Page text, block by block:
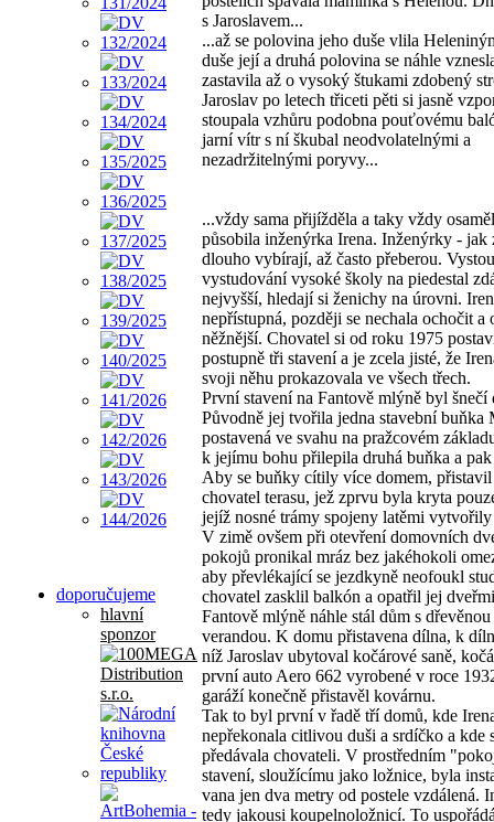
doporučujeme
hlavní
sponzor
s Jaroslavem...
...až se polovina jeho duše vlila
duše její a druhá polovina se náhle
zastavila až o vysoký štukami zdobený
Jaroslav po letech třiceti pěti si jasně
stoupala vzhůru podobna pouťovému
jarní vítr s ní škubal neodvolatelnými a
nezadržitelnými poryvy...
...vždy sama přijížděla a taky vždy
působila inženýrka Irena. Inženýrky - jak
dlouho vybírají, až často přeberou.
vystudování vysoké školy na piedestal
nejvyšší, hledají si ženichy na úrovni.
nepřístupná, později se nechala ochočit a
něžnější. Chovatel si od roku 1975
postupně tři stavení a je zcela jisté, že
svoji něhu prokazovala ve všech třech.
První stavení na Fantově mlýně byl šnečí
Původně jej tvořila jedna stavební buňka
postavená ve svahu na pražcovém
k jejímu bohu přilepila druhá buňka a
Aby se buňky cítily více domem,
chovatel terasu, jež zprvu byla kryta
jejíž nosné trámy spojeny latěmi
V zimě ovšem při otevření domovních
pokojů pronikal mráz bez jakéhokoli
aby převlékající se jezdkyně neofoukl
chovatel zasklil balkón a opatřil jej
Fantově mlýně náhle stál dům s dřevěnou
verandou. K domu přistavena dílna, k
níž Jaroslav ubytoval kočárové saně,
první auto Aero 662 vyrobené v roce
garáží konečně přistavěl kovárnu.
Tak to byl první v řadě tří domů, kde
nepřekonala citlivou duši a srdíčko a kde
předávala chovateli. V prostředním
stavení, sloužícímu jako ložnice, byla
vana jen dva metry od postele vzdálená.
tedy jakousi koupelnoložnicí. To